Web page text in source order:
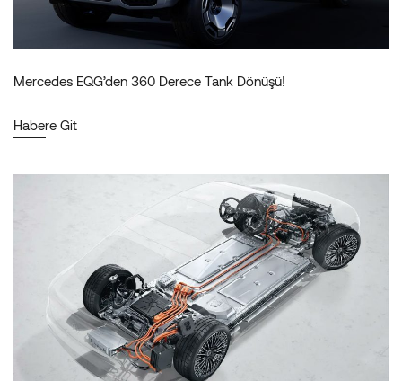
Mercedes EQG’den 360 Derece Tank Dönüşü!
Habere Git